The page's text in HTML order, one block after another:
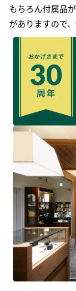
もちろん付属品
がありますので